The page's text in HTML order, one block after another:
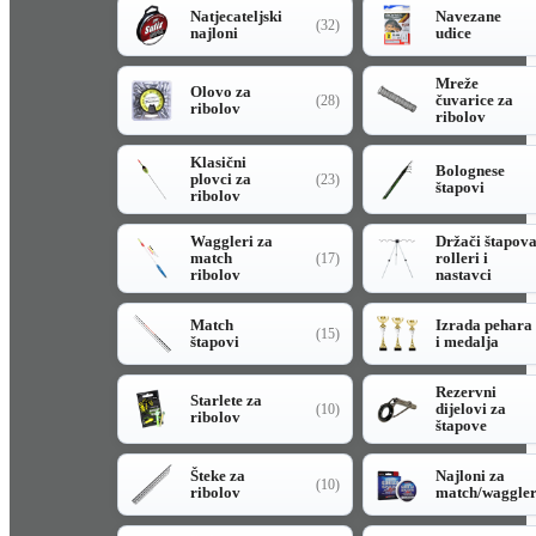
Natjecateljski
najloni
(32)
Navezane
udice
Olovo za
ribolov
(28)
Mreže
čuvarice za
ribolov
Klasični
plovci za
ribolov
(23)
Bolognese
štapovi
Waggleri za
match
ribolov
(17)
Držači štapova
rolleri i
nastavci
Match
štapovi
(15)
Izrada pehara
i medalja
Starlete za
ribolov
(10)
Rezervni
dijelovi za
štapove
Šteke za
ribolov
(10)
Najloni za
match/waggler